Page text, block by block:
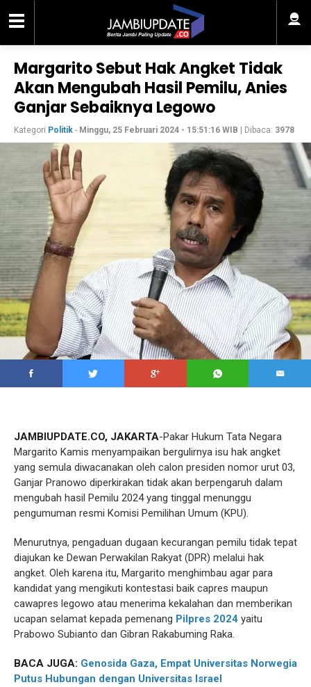
Margarito Sebut Hak Angket Tidak
Akan Mengubah Hasil Pemilu, Anies
Ganjar Sebaiknya Legowo
Kategori Politik - Minggu, 25 Februari 2024 - 15:51:16 WIB | Dibaca: 3978
JAMBIUPDATE.CO, JAKARTA-Pakar Hukum Tata Negara
Margarito Kamis menyampaikan bergulirnya isu hak angket
yang semula diwacanakan oleh calon presiden nomor urut 03,
Ganjar Pranowo diperkirakan tidak akan berpengaruh dalam
mengubah hasil Pemilu 2024 yang tinggal menunggu
pengumuman resmi Komisi Pemilihan Umum (KPU).
Menurutnya, pengaduan dugaan kecurangan pemilu tidak tepat
diajukan ke Dewan Perwakilan Rakyat (DPR) melalui hak
angket. Oleh karena itu, Margarito menghimbau agar para
kandidat yang mengikuti kontestasi baik capres maupun
cawapres legowo atau menerima kekalahan dan memberikan
ucapan selamat kepada pemenang Pilpres 2024 yaitu
Prabowo Subianto dan Gibran Rakabuming Raka.
BACA JUGA: Genosida Gaza, Empat Universitas Norwegia
Putus Hubungan dengan Universitas Israel